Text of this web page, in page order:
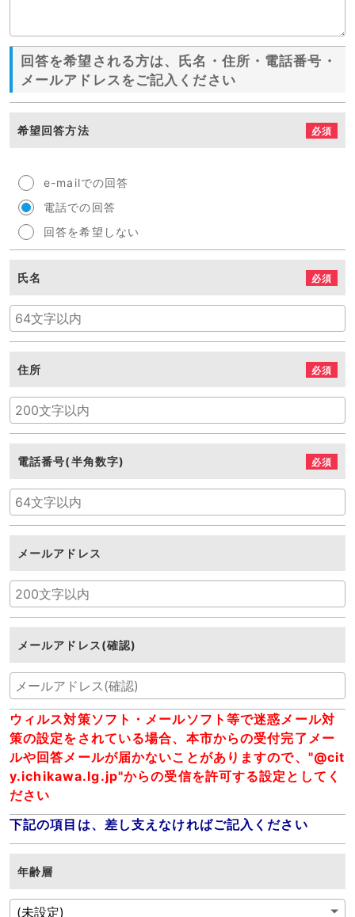
回答を希望される方は、氏名・住所・電話番号・
メールアドレスをご記入ください
希望回答方法 必須
e-mailでの回答
電話での回答
回答を希望しない
氏名 必須
住所 必須
電話番号(半角数字) 必須
メールアドレス
メールアドレス(確認)
ウィルス対策ソフト・メールソフト等で迷惑メール対
策の設定をされている場合、本市からの受付完了メー
ルや回答メールが届かないことがありますので、"@cit
y.ichikawa.lg.jp"からの受信を許可する設定としてく
ださい
下記の項目は、差し支えなければご記入ください
年齢層